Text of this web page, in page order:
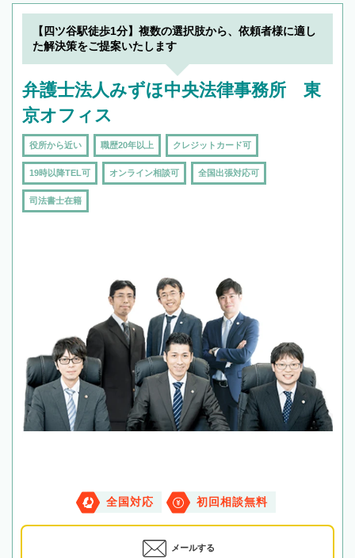
【四ツ谷駅徒歩1分】複数の選択肢から、依頼者様に適し
た解決策をご提案いたします
弁護士法人みずほ中央法律事務所 東
京オフィス
役所から近い 職歴20年以上 クレジットカード可
19時以降TEL可 オンライン相談可 全国出張対応可
司法書士在籍
全国対応 初回相談無料
メールする